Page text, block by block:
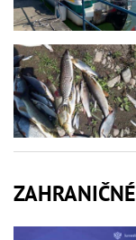
ZAHRANIČNÉ